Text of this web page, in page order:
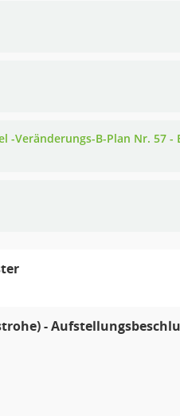
-Veränderungs-B-Plan Nr. 57 -
-